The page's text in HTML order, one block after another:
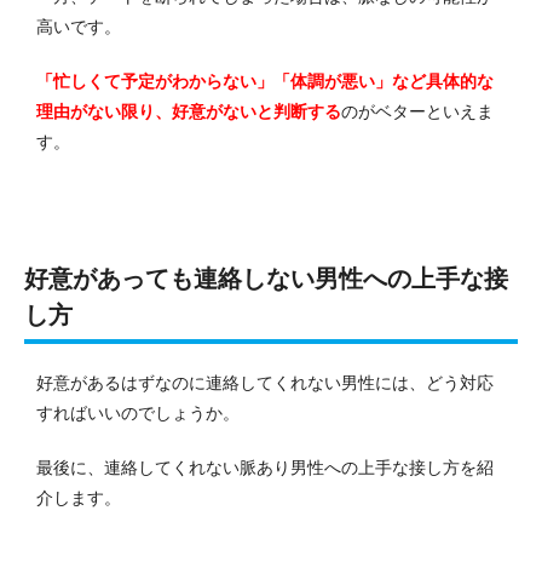
高いです。
「忙しくて予定がわからない」「体調が悪い」など具体的な
理由がない限り、好意がないと判断するのがベターといえま
す。
好意があっても連絡しない男性への上手な接
し方
好意があるはずなのに連絡してくれない男性には、どう対応
すればいいのでしょうか。
最後に、連絡してくれない脈あり男性への上手な接し方を紹
介します。